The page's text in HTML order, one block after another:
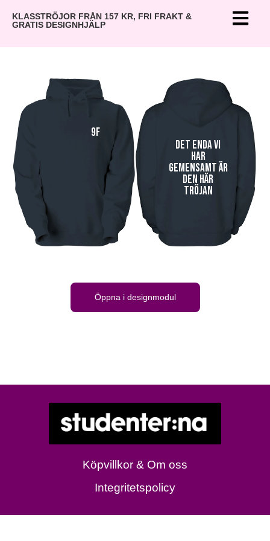
KLASSTRÖJOR FRÅN 157 KR, FRI FRAKT &
GRATIS DESIGNHJÄLP
9F
Det enda vi
har
gemensamt är
den här
tröjan
Öppna i designmodul
Köpvillkor & Om oss
Integritetspolicy